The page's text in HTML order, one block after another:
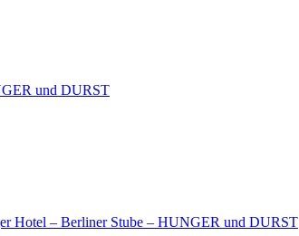
und DURST
Hotel – Berliner Stube – HUNGER und DURST